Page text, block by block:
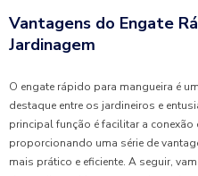
Vantagens do Engate
Jardinagem
O engate rápido para mangueira é
destaque entre os jardineiros e
principal função é facilitar a conexão
proporcionando uma série de
mais prático e eficiente. A seguir,